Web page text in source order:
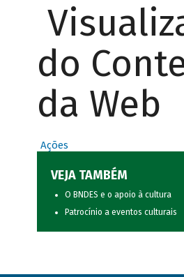
do
da Web
Ações
VEJA TAMBÉM
O BNDES e o apoio à cultura
Patrocínio a eventos culturais